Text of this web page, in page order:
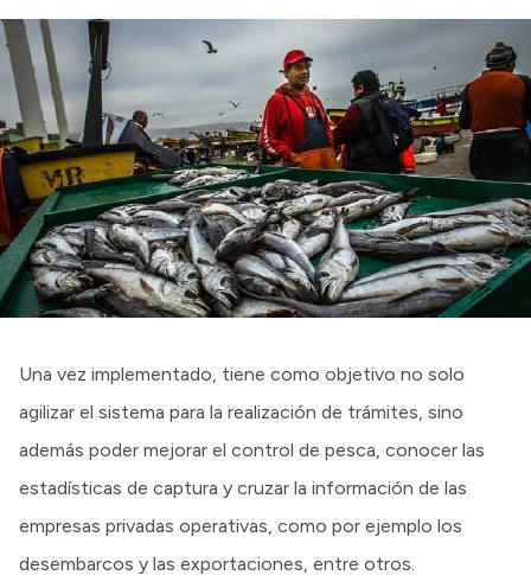
Login
Una vez implementado, tiene como objetivo no solo
agilizar el sistema para la realización de trámites, sino
además poder mejorar el control de pesca, conocer las
estadísticas de captura y cruzar la información de las
empresas privadas operativas, como por ejemplo los
desembarcos y las exportaciones, entre otros.